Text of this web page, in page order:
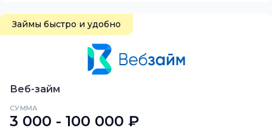
Займы быстро и удобно
Веб-займ
СУММА
3 000 - 100 000 ₽